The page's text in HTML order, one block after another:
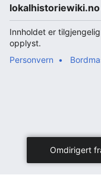
lokalhistoriewiki.no
Innholdet er
opplyst.
Personvern
Omdirigert